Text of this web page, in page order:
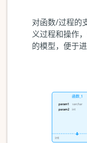
对函数/过程的
义过程和操作
的模型，便于